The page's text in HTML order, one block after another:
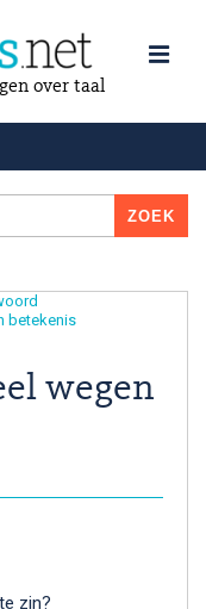
over taal
betekenis
wegen
zin?